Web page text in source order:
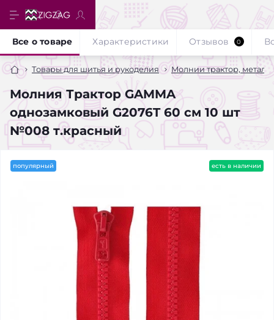
Товары для шитья и рукоделия Молнии трактор, металл
Молния Трактор GAMMA
однозамковый G2076T 60 см 10 шт
№008 т.красный
Все о товаре Характеристики Отзывов 0
популярный есть в наличии